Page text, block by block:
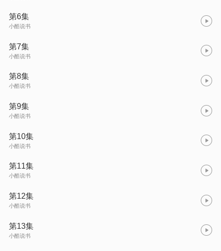
第6集
小酷说书
第7集
小酷说书
第8集
小酷说书
第9集
小酷说书
第10集
小酷说书
第11集
小酷说书
第12集
小酷说书
第13集
小酷说书